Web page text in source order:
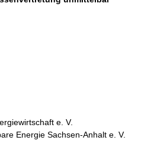
e. V.
Energie Sachsen-Anhalt e. V.